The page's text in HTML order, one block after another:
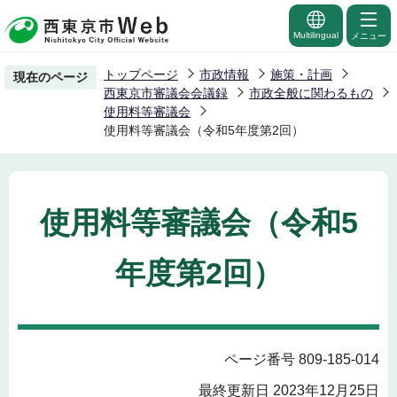
の
ー
先
頭
Multilingual メニュー
現在のページ トップページ 市政情報
施策・計画
西東京市審議会会議録
市政全般に関わるもの
使用料等審議会
使用料等審議会（令和5年度第2回）
使用料等審議会（令和5
年度第2回）
ページ番号 809-185-014
最終更新日 2023年12月25日